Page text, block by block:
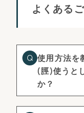
よくある
使用方法を
(脛)使うと
か？